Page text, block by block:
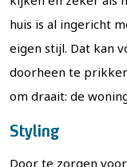
huis is al ingericht
eigen stijl. Dat kan
doorheen te
om draait: de
Styling
Door te zorgen